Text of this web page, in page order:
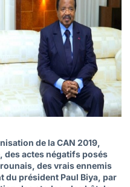
de la CAN 2019,
des actes négatifs posés
des vrais ennemis
du président Paul Biya, par